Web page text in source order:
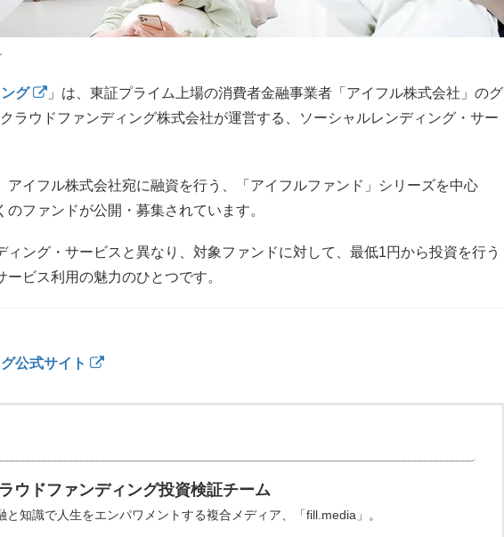
グ
」は、東証プライム上場の消費者金融事業者「アイフル株式会社」のグ
ラウドファンディング株式会社が運営する、ソーシャルレンディング・サー
アイフル株式会社宛に融資を行う、「アイフルファンド」シリーズを中心
ファンドが公開・募集されています。
ィング・サービスと異なり、対象ファンドに対して、最低1円から投資を行う
ビス利用の魅力のひとつです。
公式サイト
ウドファンディング投資検証チーム
と知識で人生をエンパワメントする複合メディア、「fill.media」。